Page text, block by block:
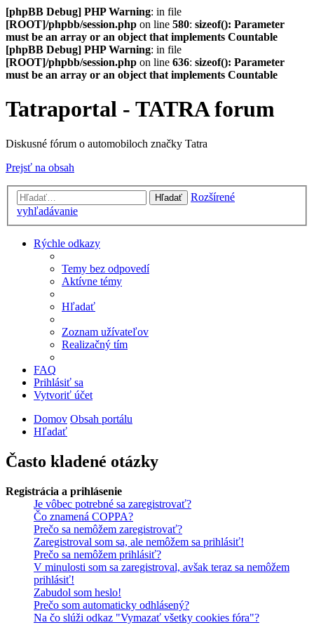
[phpBB Debug] PHP Warning: in file
[ROOT]/phpbb/session.php on line 580: sizeof(): Parameter
must be an array or an object that implements Countable
[phpBB Debug] PHP Warning: in file
[ROOT]/phpbb/session.php on line 636: sizeof(): Parameter
must be an array or an object that implements Countable
Tatraportal - TATRA forum
Diskusné fórum o automobiloch značky Tatra
Prejsť na obsah
Hľadať
Rozšírené
vyhľadávanie
Rýchle odkazy
Temy bez odpovedí
Aktívne témy
Hľadať
Zoznam užívateľov
Realizačný tím
FAQ
Prihlásiť sa
Vytvoriť účet
Domov Obsah portálu
Hľadať
Často kladené otázky
Registrácia a prihlásenie
Je vôbec potrebné sa zaregistrovať?
Čo znamená COPPA?
Prečo sa nemôžem zaregistrovať?
Zaregistroval som sa, ale nemôžem sa prihlásiť!
Prečo sa nemôžem prihlásiť?
V minulosti som sa zaregistroval, avšak teraz sa nemôžem
prihlásiť!
Zabudol som heslo!
Prečo som automaticky odhlásený?
Na čo slúži odkaz "Vymazať všetky cookies fóra"?